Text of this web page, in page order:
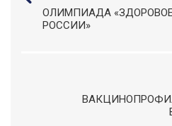
ОЛИМПИАДА
РОССИИ»